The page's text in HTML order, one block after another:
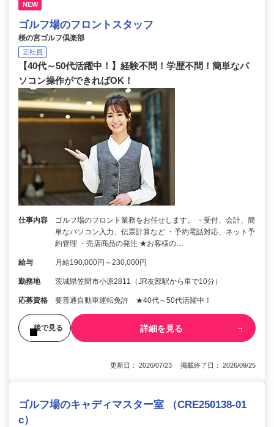
NEW
ゴルフ場のフロントスタッフ
桜の宮ゴルフ倶楽部
正社員
【40代～50代活躍中！】経験不問！学歴不問！簡単なパ
ソコン操作ができればOK！
仕事内容
ゴルフ場のフロント業務をお任せします。 ・受付、会計、簡
単なパソコン入力、伝票計算など ・予約電話対応、ネット予
約管理 ・売店商品の発注 ★お客様の…
給与 月給190,000円～230,000円
勤務地 茨城県笠間市小原2811（JR友部駅から車で10分）
応募資格 要普通自動車運転免許 ★40代～50代活躍中！
後で見る 詳細を見る
更新日： 2026/07/23 掲載終了日： 2026/09/25
ゴルフ場のキャディマスター室 （CRE250138-01
c）